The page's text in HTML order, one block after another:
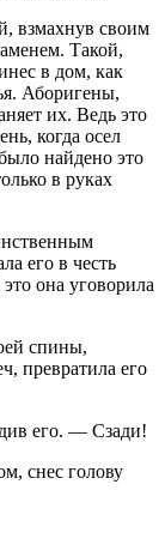
взмахнув своим
Такой,
в дом, как
Аборигены,
их. Ведь это
когда осел
найдено это
в руках
его в честь
она уговорила
спины,
превратила его
его. — Сзади!
снес голову